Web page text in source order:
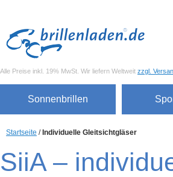
Alle Preise inkl. 19% MwSt. Wir liefern Weltweit zzgl.
Sonnenbrillen
Startseite / Individuelle Gleitsichtgläser
SiiA –